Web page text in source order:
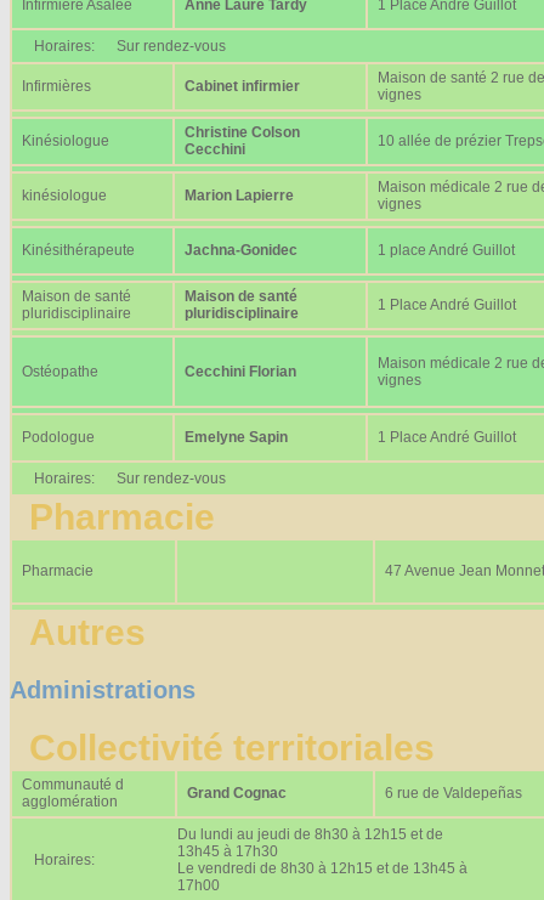
Infirmière Asalée Anne Laure Tardy 1 Place André Guillot
Horaires: Sur rendez-vous
Infirmières Cabinet infirmier
Maison de santé 2 rue
vignes
Kinésiologue
Christine Colson
Cecchini
10 allée de prézier
kinésiologue Marion Lapierre
Maison médicale 2 rue
vignes
Kinésithérapeute Jachna-Gonidec 1 place André Guillot
Maison de santé
pluridisciplinaire
Maison de santé
pluridisciplinaire
1 Place André Guillot
Ostéopathe Cecchini Florian
Maison médicale 2 rue
vignes
Podologue Emelyne Sapin 1 Place André Guillot
Horaires: Sur rendez-vous
Pharmacie
Pharmacie 47 Avenue Jean Monnet
Autres
Administrations
Collectivité territoriales
Communauté d
agglomération
Grand Cognac 6 rue de Valdepeñas
Horaires:
Du lundi au jeudi de 8h30 à 12h15 et de
13h45 à 17h30
Le vendredi de 8h30 à 12h15 et de 13h45 à
17h00